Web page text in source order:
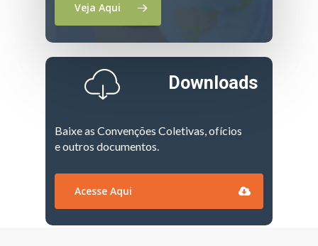
Veja Aqui
Downloads
Baixe as Convenções Coletivas, ofícios
e outros documentos.
Acesse Aqui